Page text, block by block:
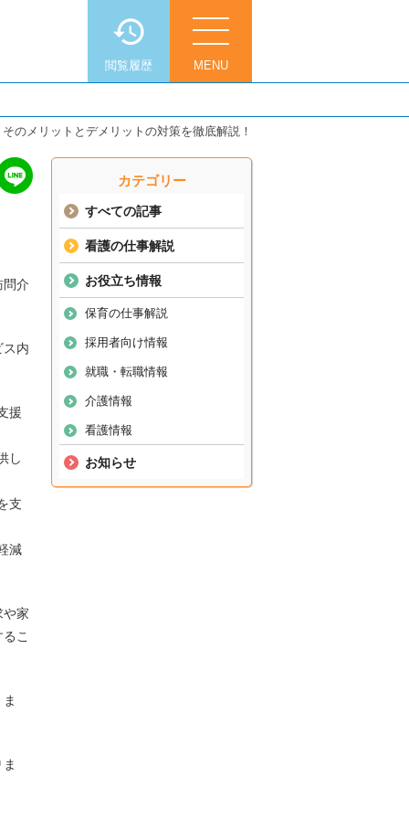
MENU
閲覧履歴
のメリットとデメリットの対策を徹底解説！
カテゴリー
すべての記事
看護の仕事解説
お役立ち情報
保育の仕事解説
採用者向け情報
就職・転職情報
介護情報
看護情報
お知らせ
問介
ス内
援
し
支
減
や家
こ